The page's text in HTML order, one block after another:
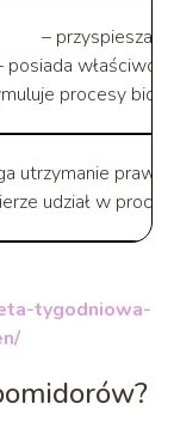
– przyspiesza
posiada
procesy
utrzymanie
udział w
tygodniowa-